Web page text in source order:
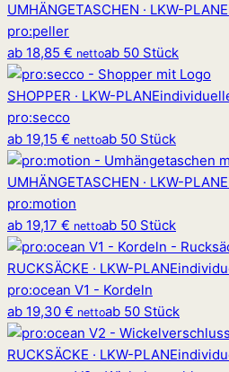
UMHÄNGETASCHEN · LKW-PLANE
pro:peller
ab 18,85 € nettoab 50 Stück
SHOPPER · LKW-PLANE
pro:secco
ab 19,15 € nettoab 50 Stück
UMHÄNGETASCHEN · LKW-PLANE
pro:motion
ab 19,17 € nettoab 50 Stück
RUCKSÄCKE · LKW-PLANE
pro:ocean V1 - Kordeln
ab 19,30 € nettoab 50 Stück
RUCKSÄCKE · LKW-PLANE